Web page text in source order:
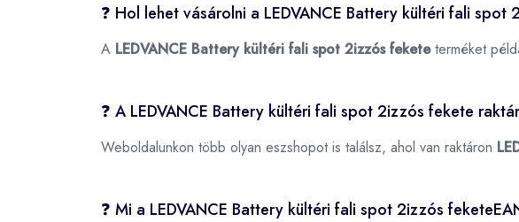
❓ Hol lehet vásárolni a LEDVANCE Battery kültéri fali
A LEDVANCE Battery kültéri fali spot 2izzós feketeterméket
❓ A LEDVANCE Battery kültéri fali spot 2izzós fekete
Weboldalunkon több olyan eszshopot is találsz, ahol van raktáron
❓ Mi a LEDVANCE Battery kültéri fali spot 2izzós